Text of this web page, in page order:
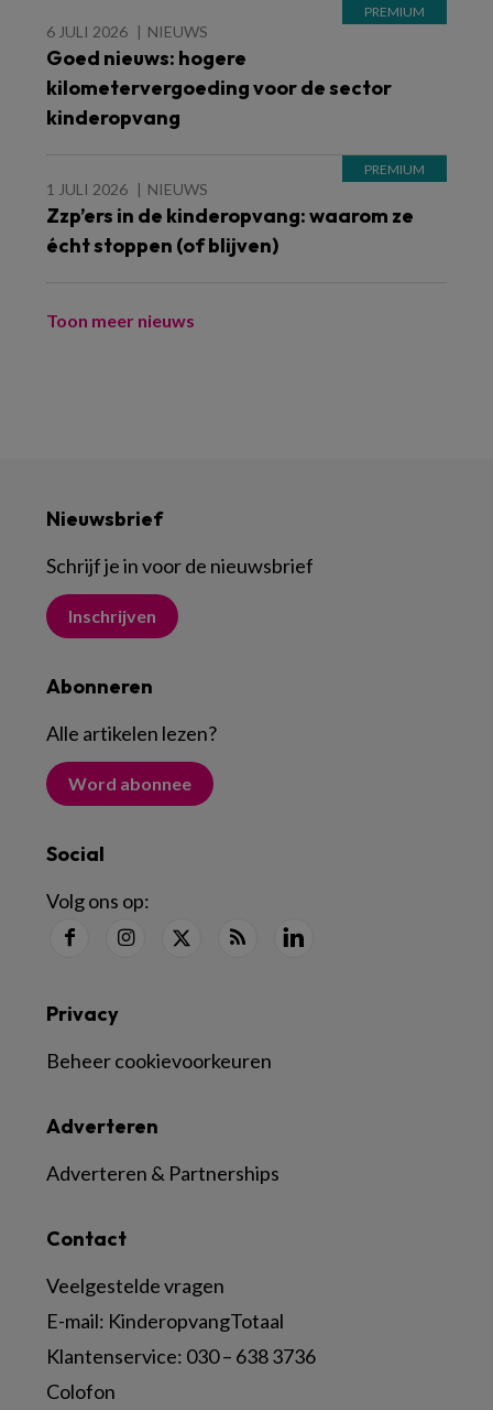
6 JULI 2026 NIEUWS
Goed nieuws: hogere
kilometervergoeding voor de sector
kinderopvang
1 JULI 2026 NIEUWS
Zzp’ers in de kinderopvang: waarom ze
écht stoppen (of blijven)
Toon meer nieuws
Nieuwsbrief
Schrijf je in voor de nieuwsbrief
Inschrijven
Abonneren
Alle artikelen lezen?
Word abonnee
Social
Volg ons op:
Contact
Veelgestelde vragen
E-mail: KinderopvangTotaal
Klantenservice: 030 – 638 3736
Colofon
Adverteren
Adverteren & Partnerships
Privacy
Beheer cookievoorkeuren